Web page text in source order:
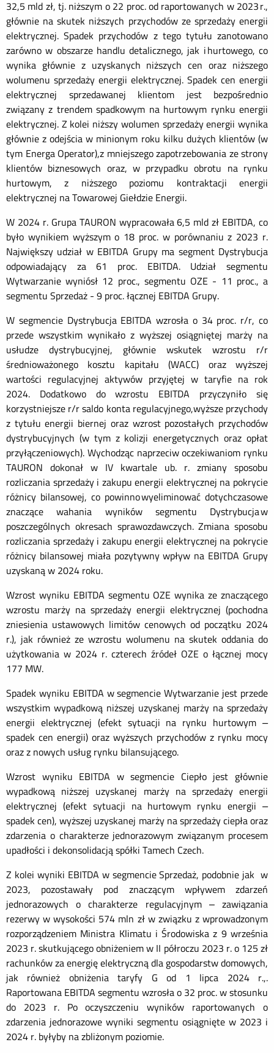
32,5 mld zł, tj. niższym o 22 proc. od raportowanych w 2023 r.,
głównie na skutek niższych przychodów ze sprzedaży energii
elektrycznej. Spadek przychodów z tego tytułu zanotowano
zarówno w obszarze handlu detalicznego, jak i hurtowego, co
wynika głównie z uzyskanych niższych cen oraz niższego
wolumenu sprzedaży energii elektrycznej. Spadek cen energii
elektrycznej sprzedawanej klientom jest bezpośrednio
związany z trendem spadkowym na hurtowym rynku energii
elektrycznej. Z kolei niższy wolumen sprzedaży energii wynika
głównie z odejścia w minionym roku kilku dużych klientów (w
tym Energa Operator),z mniejszego zapotrzebowania ze strony
klientów biznesowych oraz, w przypadku obrotu na rynku
hurtowym, z niższego poziomu kontraktacji energii
elektrycznej na Towarowej Giełdzie Energii.
W 2024 r. Grupa TAURON wypracowała 6,5 mld zł EBITDA, co
było wynikiem wyższym o 18 proc. w porównaniu z 2023 r.
Największy udział w EBITDA Grupy ma segment Dystrybucja
odpowiadający za 61 proc. EBITDA. Udział segmentu
Wytwarzanie wyniósł 12 proc., segmentu OZE - 11 proc., a
segmentu Sprzedaż - 9 proc. łącznej EBITDA Grupy.
W segmencie Dystrybucja EBITDA wzrosła o 34 proc. r/r, co
przede wszystkim wynikało z wyższej osiągniętej marży na
usłudze dystrybucyjnej, głównie wskutek wzrostu r/r
średnioważonego kosztu kapitału (WACC) oraz wyższej
wartości regulacyjnej aktywów przyjętej w taryfie na rok
2024. Dodatkowo do wzrostu EBITDA przyczyniło się
korzystniejsze r/r saldo konta regulacyjnego,wyższe przychody
z tytułu energii biernej oraz wzrost pozostałych przychodów
dystrybucyjnych (w tym z kolizji energetycznych oraz opłat
przyłączeniowych). Wychodząc naprzeciw oczekiwaniom rynku
TAURON dokonał w IV kwartale ub. r. zmiany sposobu
rozliczania sprzedaży i zakupu energii elektrycznej na pokrycie
różnicy bilansowej, co powinno wyeliminować dotychczasowe
znaczące wahania wyników segmentu Dystrybucja w
poszczególnych okresach sprawozdawczych. Zmiana sposobu
rozliczania sprzedaży i zakupu energii elektrycznej na pokrycie
różnicy bilansowej miała pozytywny wpływ na EBITDA Grupy
uzyskaną w 2024 roku.
Wzrost wyniku EBITDA segmentu OZE wynika ze znaczącego
wzrostu marży na sprzedaży energii elektrycznej (pochodna
zniesienia ustawowych limitów cenowych od początku 2024
r.), jak również ze wzrostu wolumenu na skutek oddania do
użytkowania w 2024 r. czterech źródeł OZE o łącznej mocy
177 MW.
Spadek wyniku EBITDA w segmencie Wytwarzanie jest przede
wszystkim wypadkową niższej uzyskanej marży na sprzedaży
energii elektrycznej (efekt sytuacji na rynku hurtowym –
spadek cen energii) oraz wyższych przychodów z rynku mocy
oraz z nowych usług rynku bilansującego.
Wzrost wyniku EBITDA w segmencie Ciepło jest głównie
wypadkową niższej uzyskanej marży na sprzedaży energii
elektrycznej (efekt sytuacji na hurtowym rynku energii –
spadek cen), wyższej uzyskanej marży na sprzedaży ciepła oraz
zdarzenia o charakterze jednorazowym związanym procesem
upadłości i dekonsolidacją spółki Tamech Czech.
Z kolei wyniki EBITDA w segmencie Sprzedaż, podobnie jak w
2023, pozostawały pod znaczącym wpływem zdarzeń
jednorazowych o charakterze regulacyjnym – zawiązania
rezerwy w wysokości 574 mln zł w związku z wprowadzonym
rozporządzeniem Ministra Klimatu i Środowiska z 9 września
2023 r. skutkującego obniżeniem w II półroczu 2023 r. o 125 zł
rachunków za energię elektryczną dla gospodarstw domowych,
jak również obniżenia taryfy G od 1 lipca 2024 r.,.
Raportowana EBITDA segmentu wzrosła o 32 proc. w stosunku
do 2023 r. Po oczyszczeniu wyników raportowanych o
zdarzenia jednorazowe wyniki segmentu osiągnięte w 2023 i
2024 r. byłyby na zbliżonym poziomie.